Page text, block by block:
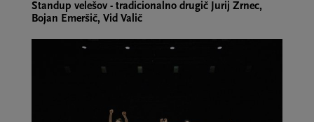
Standup velešov - tradicionalno drugič Jurij Zrnec,
Bojan Emeršič, Vid Valič